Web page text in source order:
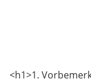
<h1>1.